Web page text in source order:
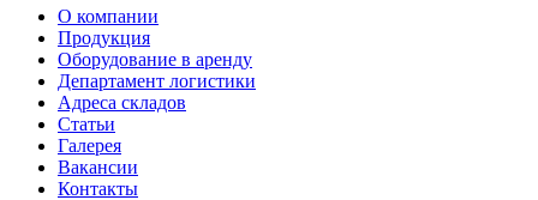
О компании
Продукция
Оборудование в аренду
Департамент логистики
Адреса складов
Статьи
Галерея
Вакансии
Контакты